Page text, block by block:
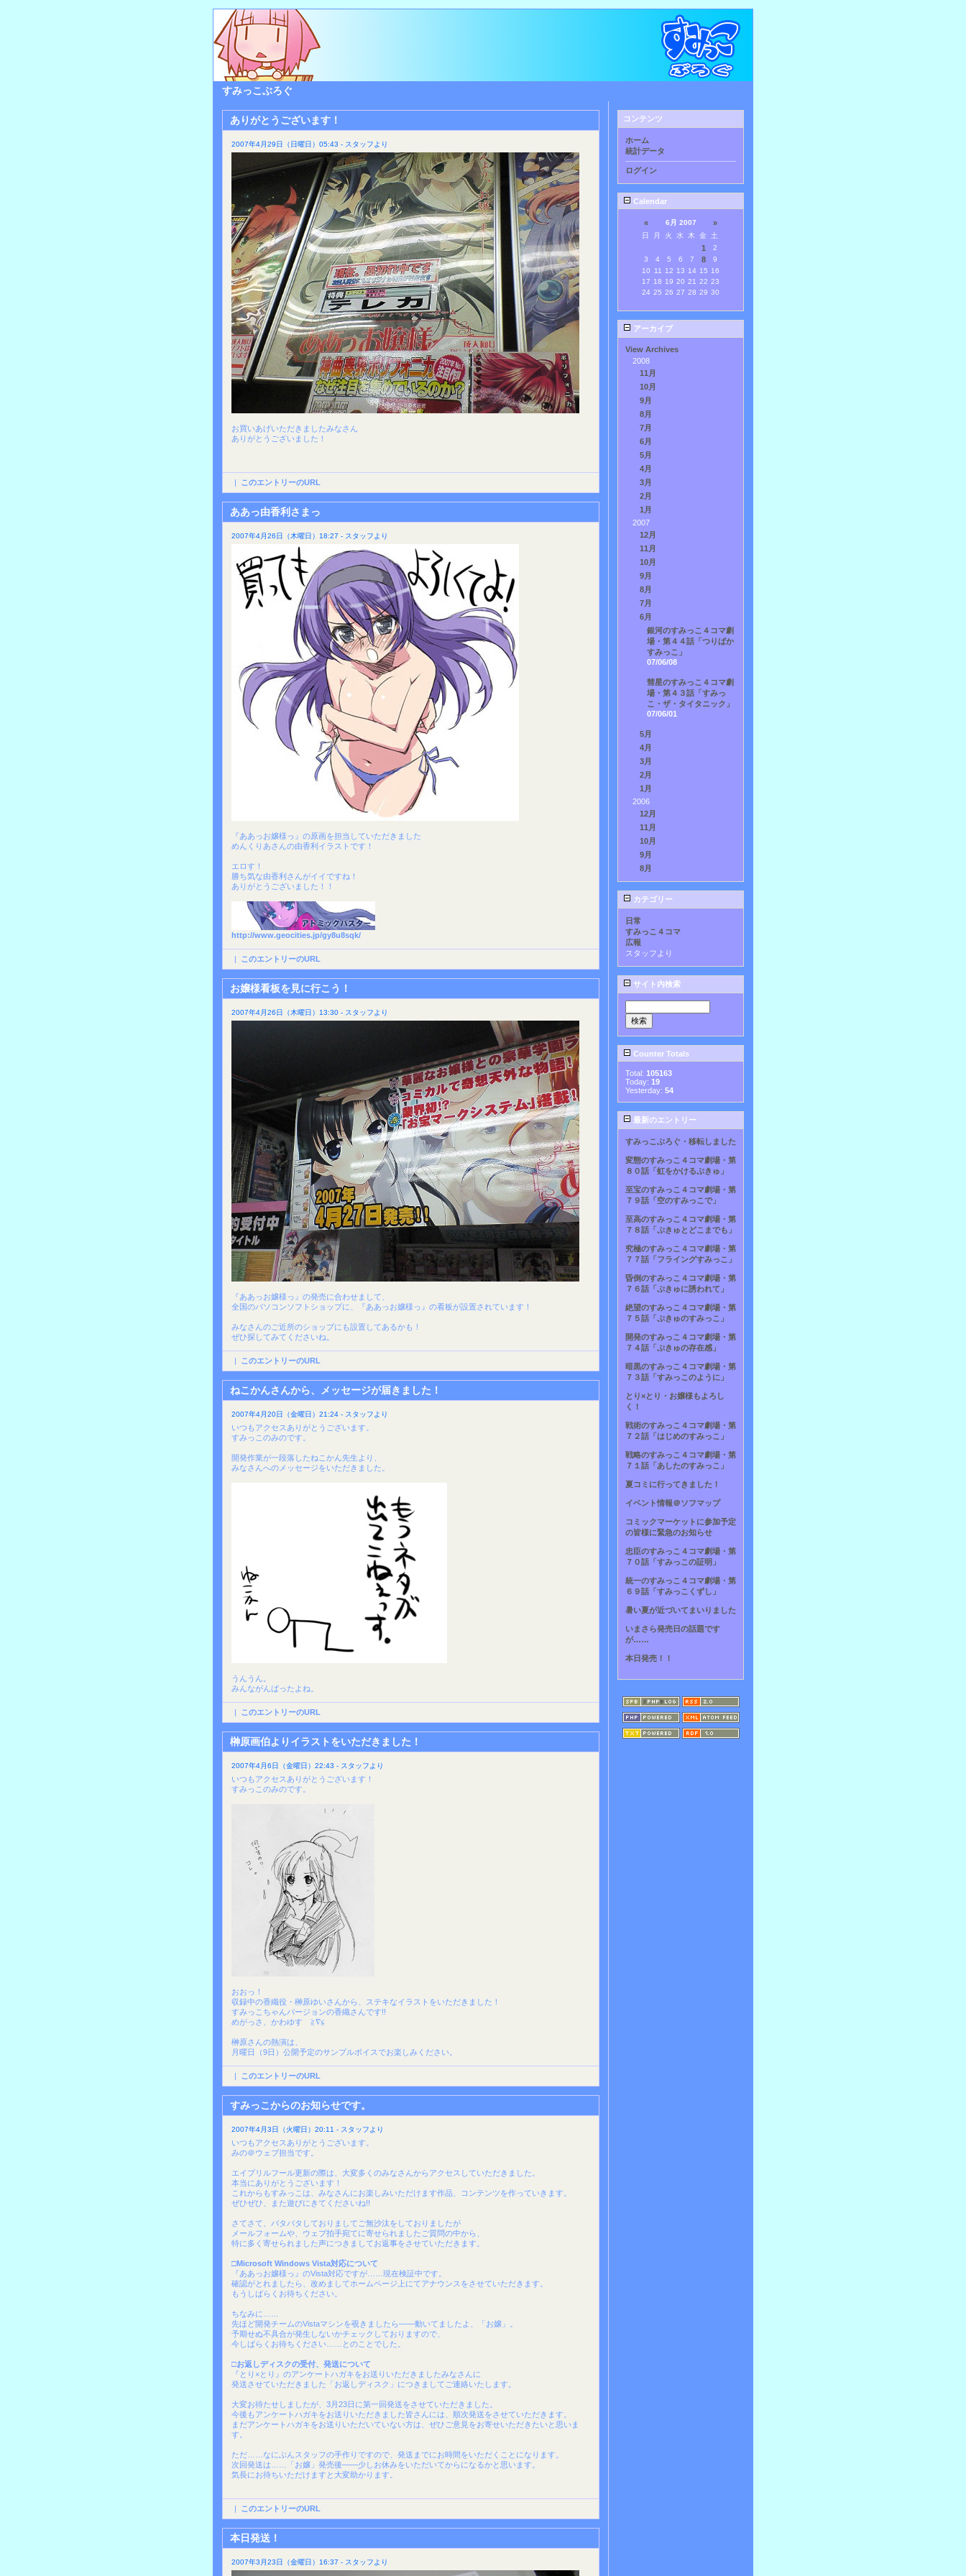
すみっこぶろぐ
ありがとうございます！
2007年4月29日（日曜日）05:43 - スタッフより
お買いあげいただきましたみなさん
ありがとうございました！
| このエントリーのURL
ああっ由香利さまっ
2007年4月26日（木曜日）18:27 - スタッフより
『ああっお嬢様っ』の原画を担当していただきました
めんくりあさんの由香利イラストです！
エロす！
勝ち気な由香利さんがイイですね！
ありがとうございました！！
http://www.geocities.jp/gy8u8sqk/
| このエントリーのURL
お嬢様看板を見に行こう！
2007年4月26日（木曜日）13:30 - スタッフより
『ああっお嬢様っ』の発売に合わせまして、
全国のパソコンソフトショップに、『ああっお嬢様っ』の看板が設置されています！
みなさんのご近所のショップにも設置してあるかも！
ぜひ探してみてくださいね。
| このエントリーのURL
ねこかんさんから、メッセージが届きました！
2007年4月20日（金曜日）21:24 - スタッフより
いつもアクセスありがとうございます。
すみっこのみのです。
開発作業が一段落したねこかん先生より、
みなさんへのメッセージをいただきました。
うんうん。
みんながんばったよね。
| このエントリーのURL
榊原画伯よりイラストをいただきました！
2007年4月6日（金曜日）22:43 - スタッフより
いつもアクセスありがとうございます！
すみっこのみのです。
おおっ！
収録中の香織役・榊原ゆいさんから、ステキなイラストをいただきました！
すみっこちゃんバージョンの香織さんです!!
めがっさ、かわゆす ≧∇≦
榊原さんの熱演は、
月曜日（9日）公開予定のサンプルボイスでお楽しみください。
| このエントリーのURL
すみっこからのお知らせです。
2007年4月3日（火曜日）20:11 - スタッフより
いつもアクセスありがとうございます。
みの＠ウェブ担当です。
エイプリルフール更新の際は、大変多くのみなさんからアクセスしていただきました。
本当にありがとうございます！
これからもすみっこは、みなさんにお楽しみいただけます作品、コンテンツを作っていきます。
ぜひぜひ、また遊びにきてくださいね!!
さてさて、バタバタしておりましてご無沙汰をしておりましたが
メールフォームや、ウェブ拍手宛てに寄せられましたご質問の中から、
特に多く寄せられました声につきましてお返事をさせていただきます。
□Microsoft Windows Vista対応について
『ああっお嬢様っ』のVista対応ですが……現在検証中です。
確認がとれましたら、改めましてホームページ上にてアナウンスをさせていただきます。
もうしばらくお待ちください。
ちなみに……
先ほど開発チームのVistaマシンを覗きましたら――動いてましたよ、「お嬢」。
予期せぬ不具合が発生しないかチェックしておりますので、
今しばらくお待ちください……とのことでした。
□お返しディスクの受付、発送について
『とり×とり』のアンケートハガキをお送りいただきましたみなさんに
発送させていただきました「お返しディスク」につきましてご連絡いたします。
大変お待たせしましたが、3月23日に第一回発送をさせていただきました。
今後もアンケートハガキをお送りいただきました皆さんには、順次発送をさせていただきます。
まだアンケートハガキをお送りいただいていない方は、ぜひご意見をお寄せいただきたいと思いま
す。
ただ……なにぶんスタッフの手作りですので、発送までにお時間をいただくことになります。
次回発送は……「お嬢」発売後――少しお休みをいただいてからになるかと思います。
気長にお待ちいただけますと大変助かります。
| このエントリーのURL
本日発送！
2007年3月23日（金曜日）16:37 - スタッフより
コンテンツ
ホーム
統計データ
ログイン
Calendar
« 6月 2007 »
日 月 火 水 木 金 土
1
2
3
4 5 6 7 8
9
10
11 12 13 14 15 16
17 18 19 20 21 22 23
24 25 26 27 28 29 30
アーカイブ
View Archives
2008
11月
10月
9月
8月
7月
6月
5月
4月
3月
2月
1月
2007
12月
11月
10月
9月
8月
7月
6月
銀河のすみっこ４コマ劇
場・第４４話「つりばか
すみっこ」
07/06/08
彗星のすみっこ４コマ劇
場・第４３話「すみっ
こ・ザ・タイタニック」
07/06/01
5月
4月
3月
2月
1月
2006
12月
11月
10月
9月
8月
カテゴリー
日常
すみっこ４コマ
広報
スタッフより
サイト内検索
Counter Totals
Total: 105163
Today: 19
Yesterday: 54
最新のエントリー
すみっこぶろぐ・移転しました
変態のすみっこ４コマ劇場・第
８０話「虹をかけるぷきゅ」
至宝のすみっこ４コマ劇場・第
７９話「空のすみっこで」
至高のすみっこ４コマ劇場・第
７８話「ぷきゅとどこまでも」
究極のすみっこ４コマ劇場・第
７７話「フライングすみっこ」
昏倒のすみっこ４コマ劇場・第
７６話「ぷきゅに誘われて」
絶望のすみっこ４コマ劇場・第
７５話「ぷきゅのすみっこ」
開発のすみっこ４コマ劇場・第
７４話「ぷきゅの存在感」
暗黒のすみっこ４コマ劇場・第
７３話「すみっこのように」
とり×とり・お嬢様もよろし
く！
戦術のすみっこ４コマ劇場・第
７２話「はじめのすみっこ」
戦略のすみっこ４コマ劇場・第
７１話「あしたのすみっこ」
夏コミに行ってきました！
イベント情報＠ソフマップ
コミックマーケットに参加予定
の皆様に緊急のお知らせ
忠臣のすみっこ４コマ劇場・第
７０話「すみっこの証明」
統一のすみっこ４コマ劇場・第
６９話「すみっこくずし」
暑い夏が近づいてまいりました
いまさら発売日の話題です
が……
本日発売！！